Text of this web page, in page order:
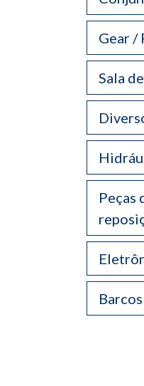
Gear /
Sala
Peças
Barcos